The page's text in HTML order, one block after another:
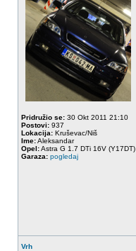
Pridružio se: 30 Okt 2011 21:10
Postovi: 937
Lokacija: Kruševac/Niš
Ime:Aleksandar
Opel:Astra G 1.7 DTi 16V (Y17DT)
Garaza: pogledaj
Vrh